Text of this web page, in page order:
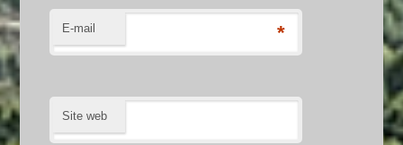
E-mail *
Site web